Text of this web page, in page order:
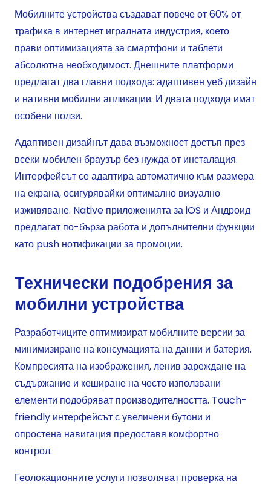
Мобилните устройства създават повече от 60% от
трафика в интернет игралната индустрия, което
прави оптимизацията за смартфони и таблети
абсолютна необходимост. Днешните платформи
предлагат два главни подхода: адаптивен уеб дизайн
и нативни мобилни апликации. И двата подхода имат
особени ползи.
Адаптивен дизайнът дава възможност достъп през
всеки мобилен браузър без нужда от инсталация.
Интерфейсът се адаптира автоматично към размера
на екрана, осигурявайки оптимално визуално
изживяване. Native приложенията за iOS и Андроид
предлагат по-бърза работа и допълнителни функции
като push нотификации за промоции.
Технически подобрения за
мобилни устройства
Разработчиците оптимизират мобилните версии за
минимизиране на консумацията на данни и батерия.
Компресията на изображения, ленив зареждане на
съдържание и кеширане на често използвани
елементи подобряват производителността. Touch-
friendly интерфейсът с увеличени бутони и
опростена навигация предоставя комфортно
контрол.
Геолокационните услуги позволяват проверка на